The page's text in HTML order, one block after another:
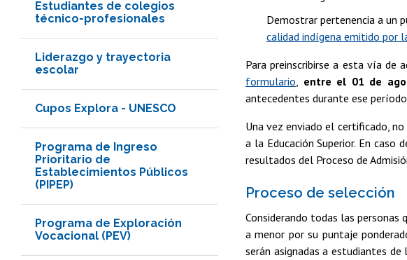
Estudiantes de colegios
técnico-profesionales
Liderazgo y trayectoria
escolar
Cupos Explora - UNESCO
Programa de Ingreso
Prioritario de
Establecimientos Públicos
(PIPEP)
Programa de Exploración
Vocacional (PEV)
Demostrar pertenencia a un
calidad indígena emitido por
Para preinscribirse a esta vía de
formulario, entre el 01 de
antecedentes durante ese
Una vez enviado el certificado,
a la Educación Superior. En
resultados del Proceso de
Proceso de selección
Considerando todas las
a menor por su puntaje
serán asignadas a estudiantes